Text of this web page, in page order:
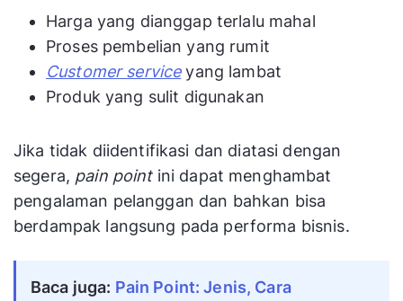
Harga yang dianggap terlalu mahal
Proses pembelian yang rumit
Customer serviceyang lambat
Produk yang sulit digunakan
Jika tidak diidentifikasi dan diatasi dengan
segera, pain pointini dapat menghambat
pengalaman pelanggan dan bahkan bisa
berdampak langsung pada performa bisnis.
Baca juga: Pain Point: Jenis, Cara